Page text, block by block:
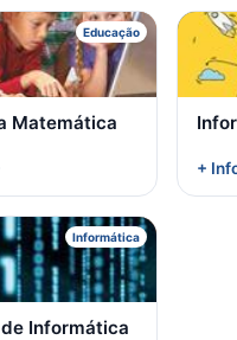
Educação
Matemática
+
Informática
Informática